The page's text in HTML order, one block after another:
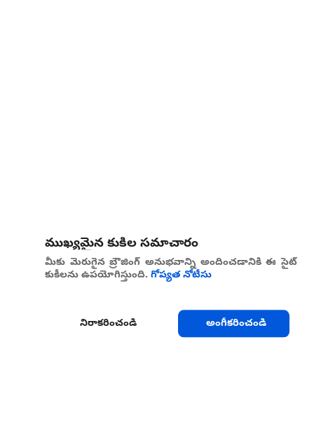
ముఖ్యమైన కుకీల సమాచారం
మీకు మెరుగైన బ్రౌజింగ్ అనుభవాన్ని అందించడానికి ఈ సైట్
కుకీలను ఉపయోగిస్తుంది. గోప్యత నోటీసు
నిరాకరించండి అంగీకరించండి